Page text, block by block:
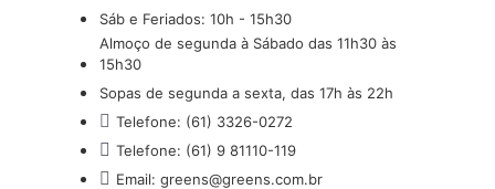
Sáb e Feriados: 10h - 15h30
Almoço de segunda à Sábado das 11h30 às
15h30
Sopas de segunda a sexta, das 17h às 22h
Telefone: (61) 3326-0272
Telefone: (61) 9 81110-119
Email: greens@greens.com.br